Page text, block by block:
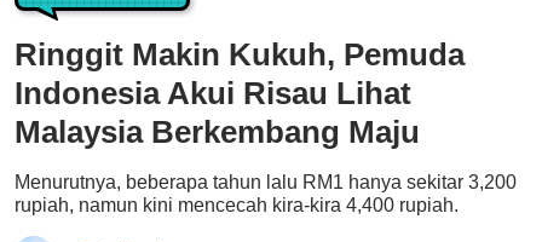
Ringgit Makin Kukuh, Pemuda
Indonesia Akui Risau Lihat
Malaysia Berkembang Maju
Menurutnya, beberapa tahun lalu RM1 hanya sekitar 3,200
rupiah, namun kini mencecah kira-kira 4,400 rupiah.